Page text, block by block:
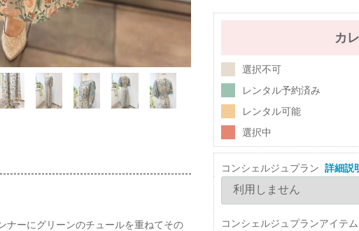
ーにグリーンのチュールを重ねてその
カ
選択不可
レンタル予約済み
レンタル可能
選択中
コンシェルジュプラン 詳細説
コンシェルジュプランアイテム